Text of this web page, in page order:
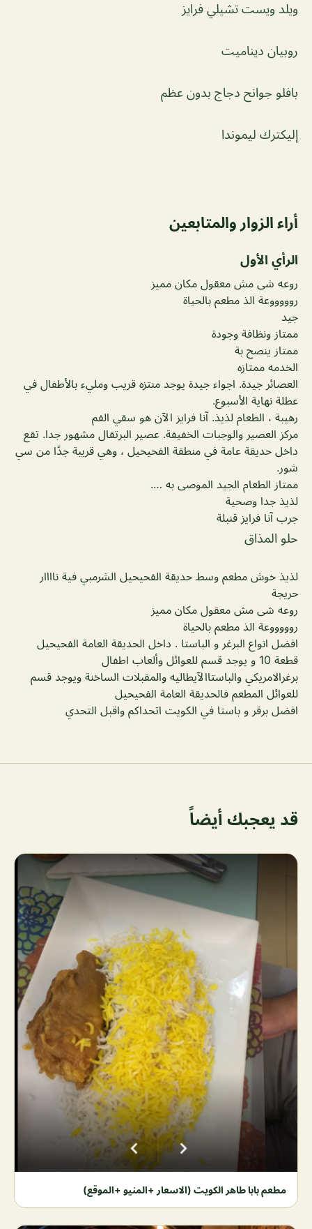
ويلد ويست تشيلي فرايز
روبيان ديناميت
بافلو جوانح دجاج بدون عظم
إليكترك ليموندا
أراء الزوار والمتابعين
الرأي الأول
روعه شى مش معقول مكان مميز
روووووعة الذ مطعم بالحياة
جيد
ممتاز ونظافة وجودة
ممتاز ينصح بة
الخدمه ممتازه
العصائر جيدة. اجواء جيدة يوجد منتزه قريب ومليء بالأطفال في
عطلة نهاية الأسبوع.
رهيبة ، الطعام لذيذ. آنا فرايز الآن هو سقي الفم
مركز العصير والوجبات الخفيفة. عصير البرتقال مشهور جدا. تقع
داخل حديقة عامة في منطقة الفحيحيل ، وهي قريبة جدًا من سي
شور.
ممتاز الطعام الجيد الموصى به ….
لذيذ جدا وصحية
جرب آنا فرايز قنبلة
حلو المذاق
لذيذ خوش مطعم وسط حديقة الفحيحيل الشرمبي فية ناااار
حريجة
روعه شى مش معقول مكان مميز
روووووعة الذ مطعم بالحياة
افضل انواع البرغر و الباستا . داخل الحديقة العامة الفحيحيل
قطعة 10 و يوجد قسم للعوائل وألعاب اطفال
برغرالامريكي والباستاالآيطاليه والمقبلات الساخنة ويوجد قسم
للعوائل المطعم فالحديقة العامة الفحيحيل
افضل برقر و باستا في الكويت اتحداكم واقبل التحدي
قد يعجبك أيضاً
مطعم بابا طاهر الكويت (الاسعار +المنيو +الموقع)